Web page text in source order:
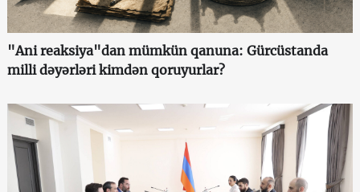
"Ani reaksiya"dan mümkün qanuna: Gürcüstanda
milli dəyərləri kimdən qoruyurlar?